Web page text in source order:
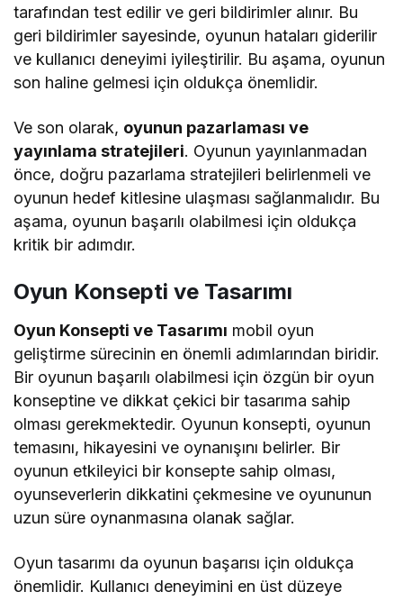
tarafından test edilir ve geri bildirimler alınır. Bu
geri bildirimler sayesinde, oyunun hataları giderilir
ve kullanıcı deneyimi iyileştirilir. Bu aşama, oyunun
son haline gelmesi için oldukça önemlidir.
Ve son olarak, oyunun pazarlaması ve
yayınlama stratejileri. Oyunun yayınlanmadan
önce, doğru pazarlama stratejileri belirlenmeli ve
oyunun hedef kitlesine ulaşması sağlanmalıdır. Bu
aşama, oyunun başarılı olabilmesi için oldukça
kritik bir adımdır.
Oyun Konsepti ve Tasarımı
Oyun Konsepti ve Tasarımı mobil oyun
geliştirme sürecinin en önemli adımlarından biridir.
Bir oyunun başarılı olabilmesi için özgün bir oyun
konseptine ve dikkat çekici bir tasarıma sahip
olması gerekmektedir. Oyunun konsepti, oyunun
temasını, hikayesini ve oynanışını belirler. Bir
oyunun etkileyici bir konsepte sahip olması,
oyunseverlerin dikkatini çekmesine ve oyununun
uzun süre oynanmasına olanak sağlar.
Oyun tasarımı da oyunun başarısı için oldukça
önemlidir. Kullanıcı deneyimini en üst düzeye